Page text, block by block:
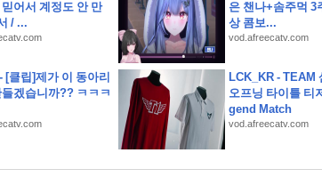
이 공연
어서 계정도 안 만
/ ...
은 챈나+솜주먹 3
상 콤보...
vod.afreecatv.com
[클립]제가 이 동아리
들겠습니까?? ㅋㅋㅋ
LCK_KR - TEAM
오프닝 타이틀 티
gend Match
vod.afreecatv.com